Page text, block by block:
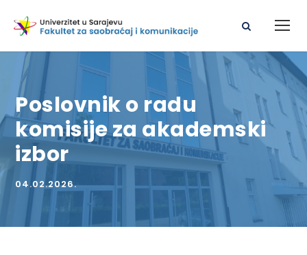
Poslovnik o radu
komisije za akademski
izbor
04.02.2026.